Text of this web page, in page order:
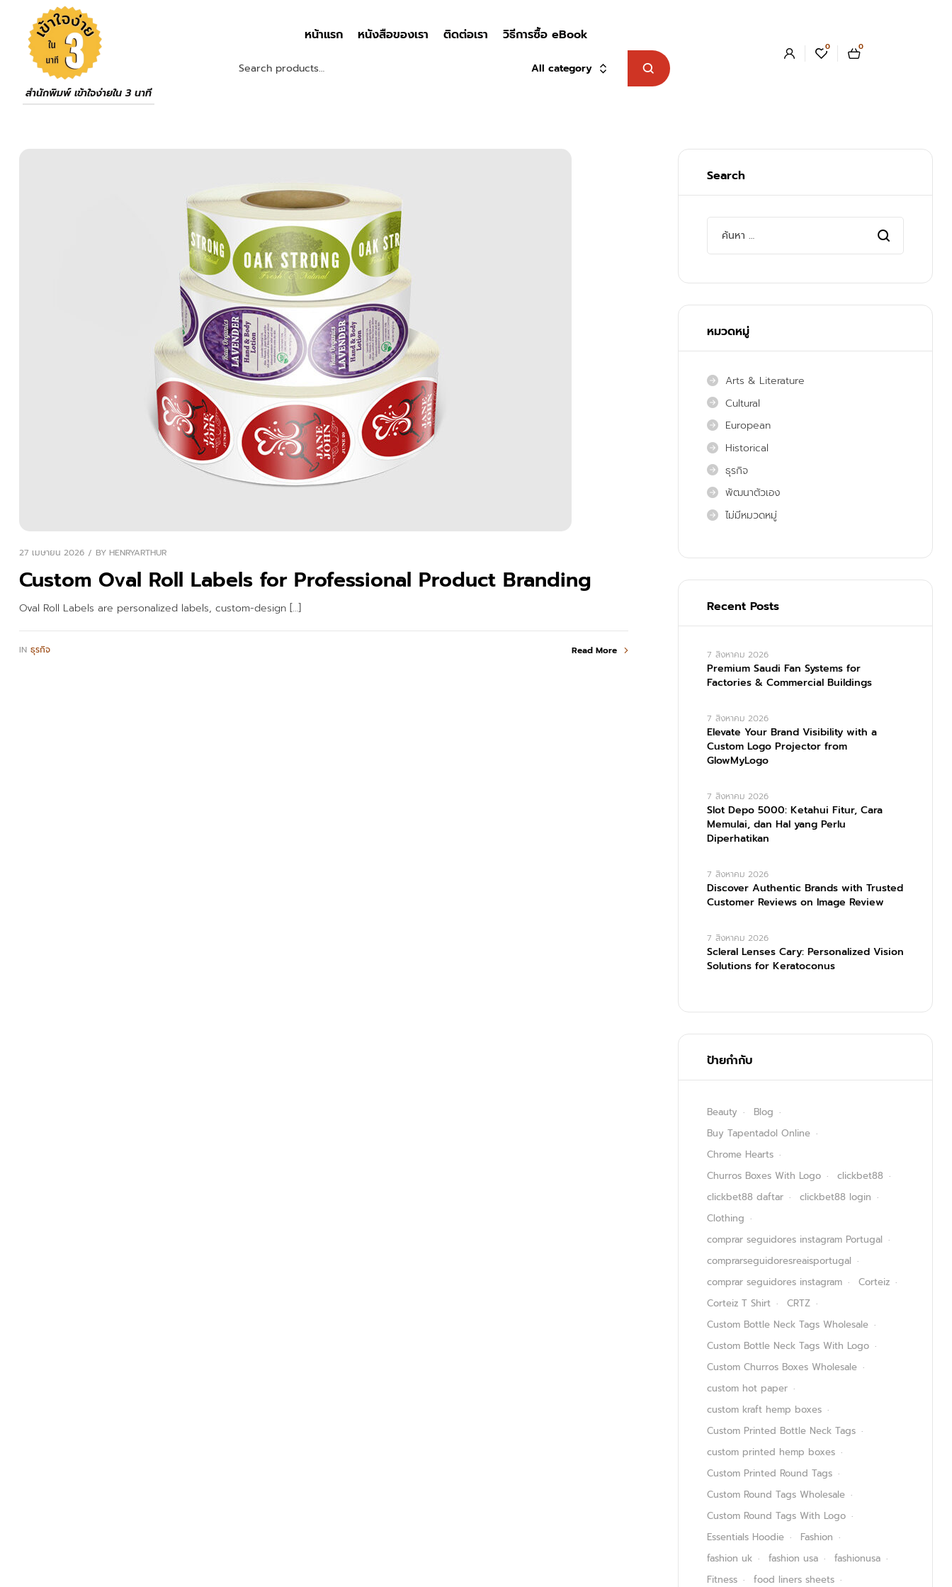
สำนักพิมพ์ เข้าใจง่ายใน 3 นาที
หน้าแรก หนังสือของเรา ติดต่อเรา วิธีการซื้อ eBook
All category
0 0
27 เมษายน 2026 BY HENRYARTHUR
Custom Oval Roll Labels for Professional Product Branding
Oval Roll Labels are personalized labels, custom-design […]
IN ธุรกิจ Read More
Search
หมวดหมู่
Arts & Literature
Cultural
European
Historical
ธุรกิจ
พัฒนาตัวเอง
ไม่มีหมวดหมู่
Recent Posts
7 สิงหาคม 2026
Premium Saudi Fan Systems for
Factories & Commercial Buildings
7 สิงหาคม 2026
Elevate Your Brand Visibility with a
Custom Logo Projector from
GlowMyLogo
7 สิงหาคม 2026
Slot Depo 5000: Ketahui Fitur, Cara
Memulai, dan Hal yang Perlu
Diperhatikan
7 สิงหาคม 2026
Discover Authentic Brands with Trusted
Customer Reviews on Image Review
7 สิงหาคม 2026
Scleral Lenses Cary: Personalized Vision
Solutions for Keratoconus
ป้ายกำกับ
Beauty
Blog
Buy Tapentadol Online
Chrome Hearts
Churros Boxes With Logo
clickbet88
clickbet88 daftar
clickbet88 login
Clothing
comprar seguidores instagram Portugal
comprarseguidoresreaisportugal
comprar seguidores instagram
Corteiz
Corteiz T Shirt
CRTZ
Custom Bottle Neck Tags Wholesale
Custom Bottle Neck Tags With Logo
Custom Churros Boxes Wholesale
custom hot paper
custom kraft hemp boxes
Custom Printed Bottle Neck Tags
custom printed hemp boxes
Custom Printed Round Tags
Custom Round Tags Wholesale
Custom Round Tags With Logo
Essentials Hoodie
Fashion
fashion uk
fashion usa
fashionusa
Fitness
food liners sheets